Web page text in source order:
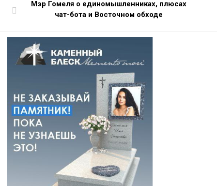
Мэр Гомеля о единомышленниках, плюсах
чат-бота и Восточном обходе